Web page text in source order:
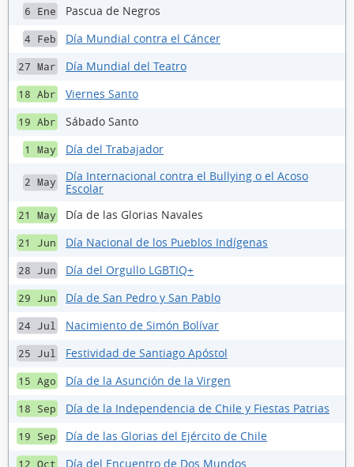
6 Ene Pascua de Negros
4 Feb Día Mundial contra el Cáncer
27 Mar Día Mundial del Teatro
18 Abr Viernes Santo
19 Abr Sábado Santo
1 May Día del Trabajador
2 May
Día Internacional contra el Bullying o el Acoso
Escolar
21 May Día de las Glorias Navales
21 Jun Día Nacional de los Pueblos Indígenas
28 Jun Día del Orgullo LGBTIQ+
29 Jun Día de San Pedro y San Pablo
24 Jul Nacimiento de Simón Bolívar
25 Jul Festividad de Santiago Apóstol
15 Ago Día de la Asunción de la Virgen
18 Sep Día de la Independencia de Chile y Fiestas Patrias
19 Sep Día de las Glorias del Ejército de Chile
12 Oct Día del Encuentro de Dos Mundos